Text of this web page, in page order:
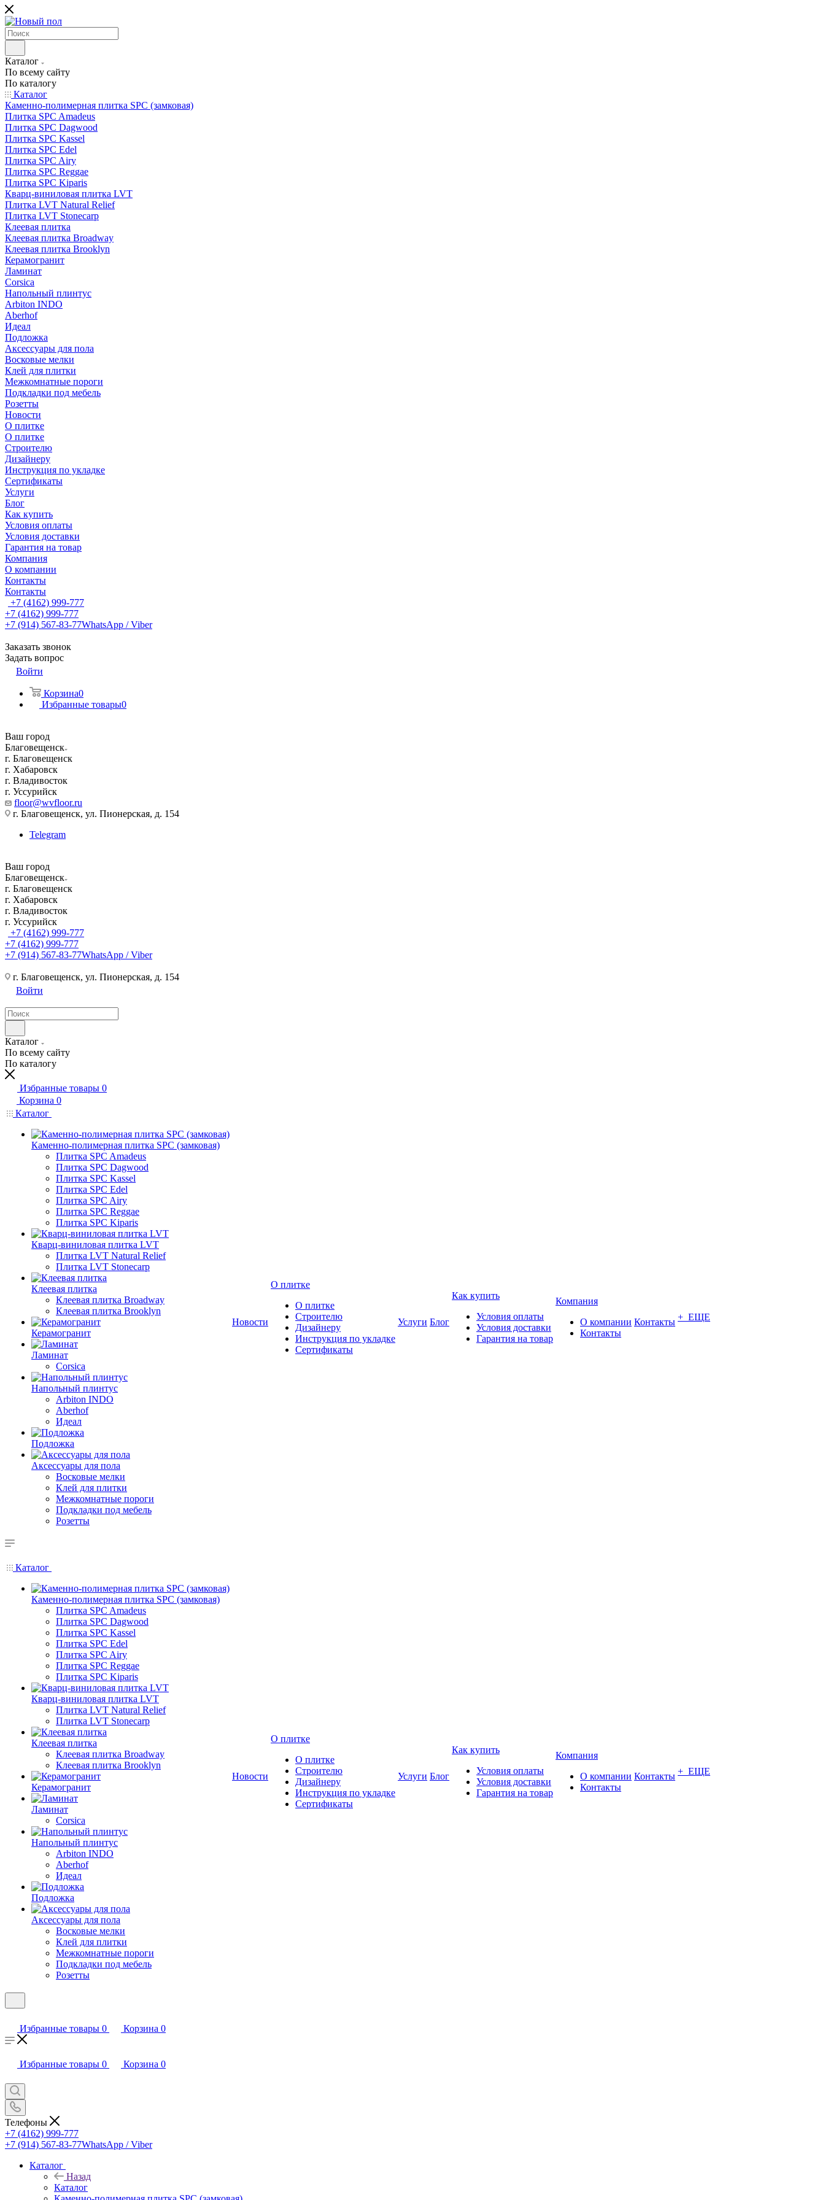
Каталог
По всему сайту
По каталогу
Каталог
Каменно-полимерная плитка SPC (замковая)
Плитка SPC Amadeus
Плитка SPC Dagwood
Плитка SPC Kassel
Плитка SPC Edel
Плитка SPC Airy
Плитка SPC Reggae
Плитка SPC Kiparis
Кварц-виниловая плитка LVT
Плитка LVT Natural Relief
Плитка LVT Stonecarp
Клеевая плитка
Клеевая плитка Broadway
Клеевая плитка Brooklyn
Керамогранит
Ламинат
Corsica
Напольный плинтус
Arbiton INDO
Aberhof
Идеал
Подложка
Аксессуары для пола
Восковые мелки
Клей для плитки
Межкомнатные пороги
Подкладки под мебель
Розетты
Новости
О плитке
О плитке
Строителю
Дизайнеру
Инструкция по укладке
Сертификаты
Услуги
Блог
Как купить
Условия оплаты
Условия доставки
Гарантия на товар
Компания
О компании
Контакты
Контакты
+7 (4162) 999-777
+7 (4162) 999-777
+7 (914) 567-83-77WhatsApp / Viber
Заказать звонок
Задать вопрос
Войти
Корзина0
Избранные товары0
Ваш город
Благовещенск
г. Благовещенск
г. Хабаровск
г. Владивосток
г. Уссурийск
floor@wvfloor.ru
г. Благовещенск, ул. Пионерская, д. 154
Telegram
Ваш город
Благовещенск
г. Благовещенск
г. Хабаровск
г. Владивосток
г. Уссурийск
+7 (4162) 999-777
+7 (4162) 999-777
+7 (914) 567-83-77WhatsApp / Viber
г. Благовещенск, ул. Пионерская, д. 154
Войти
Каталог
По всему сайту
По каталогу
Избранные товары 0
Корзина 0
Каталог
Каменно-полимерная плитка SPC (замковая)
Плитка SPC Amadeus
Плитка SPC Dagwood
Плитка SPC Kassel
Плитка SPC Edel
Плитка SPC Airy
Плитка SPC Reggae
Плитка SPC Kiparis
Кварц-виниловая плитка LVT
Плитка LVT Natural Relief
Плитка LVT Stonecarp
Клеевая плитка
Клеевая плитка Broadway
Клеевая плитка Brooklyn
Керамогранит
Ламинат
Corsica
Напольный плинтус
Arbiton INDO
Aberhof
Идеал
Подложка
Аксессуары для пола
Восковые мелки
Клей для плитки
Межкомнатные пороги
Подкладки под мебель
Розетты
Новости
О плитке
О плитке
Строителю
Дизайнеру
Инструкция по укладке
Сертификаты
Услуги Блог
Как купить
Условия оплаты
Условия доставки
Гарантия на товар
Компания
О компании
Контакты
Контакты + ЕЩЕ
Каталог
Каменно-полимерная плитка SPC (замковая)
Плитка SPC Amadeus
Плитка SPC Dagwood
Плитка SPC Kassel
Плитка SPC Edel
Плитка SPC Airy
Плитка SPC Reggae
Плитка SPC Kiparis
Кварц-виниловая плитка LVT
Плитка LVT Natural Relief
Плитка LVT Stonecarp
Клеевая плитка
Клеевая плитка Broadway
Клеевая плитка Brooklyn
Керамогранит
Ламинат
Corsica
Напольный плинтус
Arbiton INDO
Aberhof
Идеал
Подложка
Аксессуары для пола
Восковые мелки
Клей для плитки
Межкомнатные пороги
Подкладки под мебель
Розетты
Новости
О плитке
О плитке
Строителю
Дизайнеру
Инструкция по укладке
Сертификаты
Услуги Блог
Как купить
Условия оплаты
Условия доставки
Гарантия на товар
Компания
О компании
Контакты
Контакты + ЕЩЕ
Избранные товары 0 Корзина 0
Избранные товары 0 Корзина 0
Телефоны
+7 (4162) 999-777
+7 (914) 567-83-77WhatsApp / Viber
Каталог
Назад
Каталог